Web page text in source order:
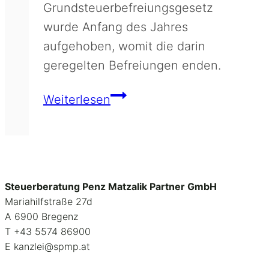
Grundsteuerbefreiungsgesetz
wurde Anfang des Jahres
aufgehoben, womit die darin
geregelten Befreiungen enden.
WeiterlesenAbschaffung
Steuerberatung Penz Matzalik Partner GmbH
Mariahilfstraße 27d
A 6900 Bregenz
Т +43 5574 86900
E kanzlei@spmp.at